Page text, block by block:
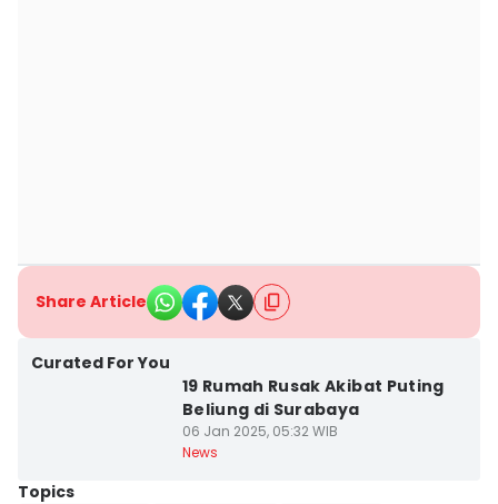
Share Article
Curated For You
19 Rumah Rusak Akibat Puting
Beliung di Surabaya
06 Jan 2025, 05:32 WIB
News
Topics